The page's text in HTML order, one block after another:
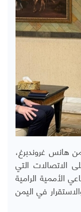
هانس غروندبرغ،
الاتصالات التي
الأممية الرامية
في اليمن